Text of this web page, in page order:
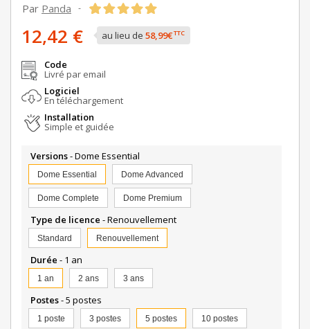
Par Panda -
12,42 € au lieu de 58,99€TTC
Code
Livré par email
Logiciel
En téléchargement
Installation
Simple et guidée
Versions- Dome Essential
Dome Essential Dome Advanced
Dome Complete Dome Premium
Type de licence - Renouvellement
Standard Renouvellement
Durée - 1 an
1 an 2 ans 3 ans
Postes- 5 postes
1 poste 3 postes 5 postes 10 postes